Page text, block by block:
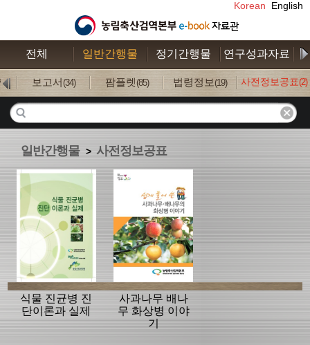
Korean English
전체 일반간행물 정기간행물 연구성과자료
보고서(34) 팜플렛(85) 법령정보(19) 사전정보공표(2)
일반간행물 > 사전정보공표
식물 진균병 진
단이론과 실제
사과나무 배나
무 화상병 이야
기